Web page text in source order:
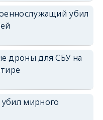
erid: 2SDnjdvhGXG
убил
дроны для СБУ на
мирного